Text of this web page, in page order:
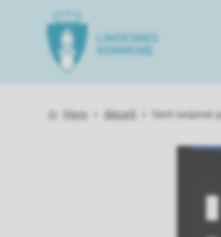
Du er her:
Hjem Aktuelt Vant nasjonal